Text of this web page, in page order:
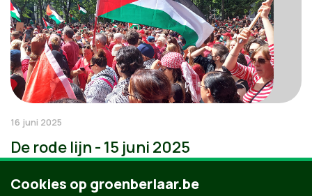
16 juni 2025
De rode lijn - 15 juni 2025
Cookies op groenberlaar.be